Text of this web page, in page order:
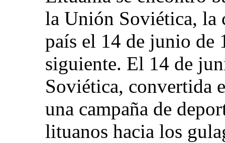
la Unión Soviética, la
país el 14 de junio de
siguiente. El 14 de
Soviética, convertida
una campaña de
lituanos hacia los